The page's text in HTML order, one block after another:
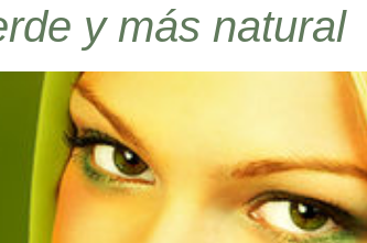
y más natural